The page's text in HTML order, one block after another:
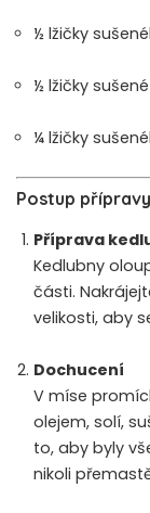
½ lžičky
½ lžičky
¼ lžičky
Postup přípravy
Příprava
Kedlubny
části.
velikosti, aby
Dochucení
V míse
olejem, solí,
to, aby byly
nikoli